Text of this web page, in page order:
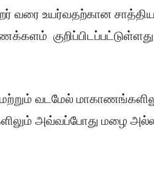
வரை உயர்வதற்கான
வடமேல்
அவ்வப்போது மழை